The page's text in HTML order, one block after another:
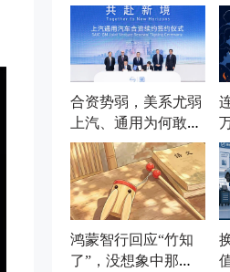
合资势弱，美系尤弱
上汽、通用为何敢签
20年长约？
鸿蒙智行回应“竹知
了”，没想象中那么